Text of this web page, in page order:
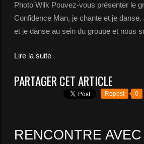
Photo Wilk Pouvez-vous présenter le
Confidence Man, je chante et je
et je danse au sein du groupe et nous
Lire la suite
PARTAGER CET ARTICLE
Repost 0
RENCONTRE